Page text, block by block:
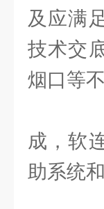
及应满
技术交
烟口等
成，软
助系统